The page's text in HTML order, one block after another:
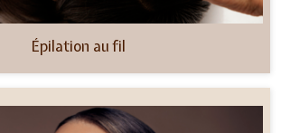
Épilation au fil